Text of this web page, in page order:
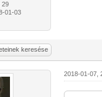
29
01-03
keresése
2018-01-07,